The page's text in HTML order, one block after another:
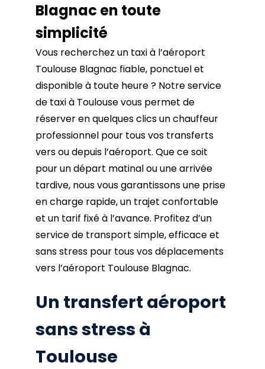
Blagnac en toute
simplicité
Vous recherchez un taxi à l’aéroport
Toulouse Blagnac fiable, ponctuel et
disponible à toute heure ? Notre service
de taxi à Toulouse vous permet de
réserver en quelques clics un chauffeur
professionnel pour tous vos transferts
vers ou depuis l’aéroport. Que ce soit
pour un départ matinal ou une arrivée
tardive, nous vous garantissons une prise
en charge rapide, un trajet confortable
et un tarif fixé à l’avance. Profitez d’un
service de transport simple, efficace et
sans stress pour tous vos déplacements
vers l’aéroport Toulouse Blagnac.
Un transfert aéroport
sans stress à
Toulouse